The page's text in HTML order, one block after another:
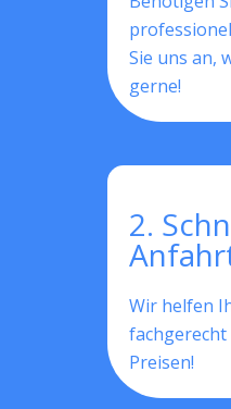
Sie uns an,
gerne!
2.
Wir helfen
Preisen!